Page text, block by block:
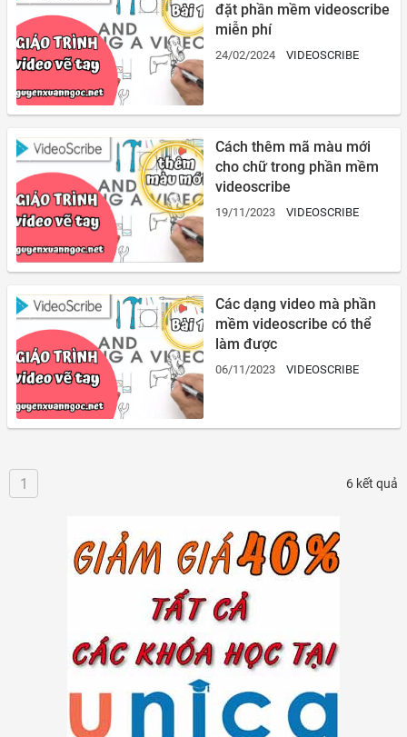
đặt phần mềm videoscribe
miễn phí
24/02/2024 VIDEOSCRIBE
Cách thêm mã màu mới
cho chữ trong phần mềm
videoscribe
19/11/2023 VIDEOSCRIBE
Các dạng video mà phần
mềm videoscribe có thể
làm được
06/11/2023 VIDEOSCRIBE
1 6 kết quả